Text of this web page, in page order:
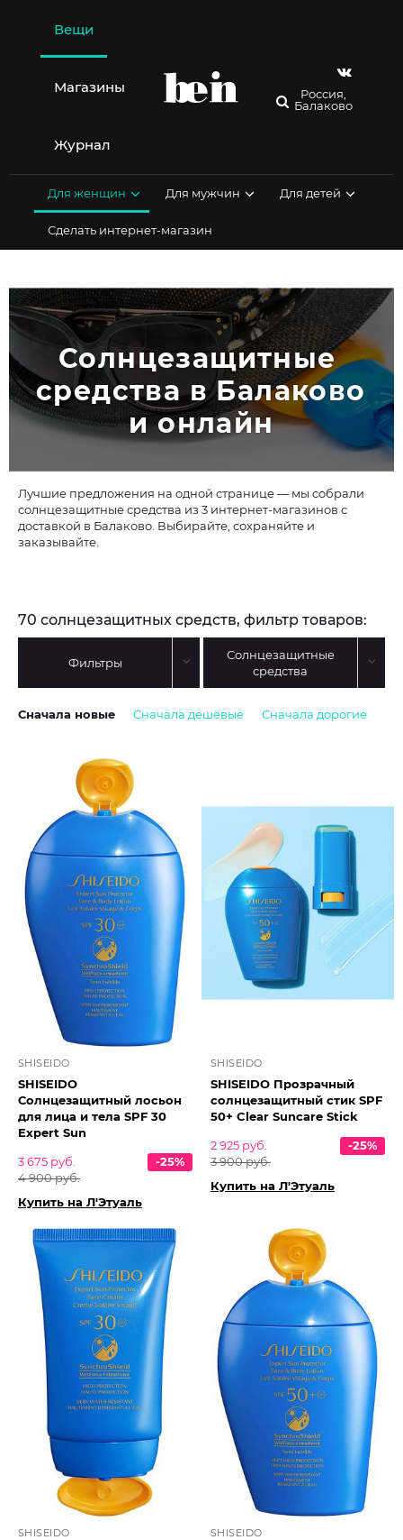
содержимому
Вещи
Магазины
Журнал
Россия,
Балаково
Для женщин Для мужчин Для детей
Сделать интернет-магазин
Солнцезащитные
средства в Балаково
и онлайн
Лучшие предложения на одной странице — мы собрали
солнцезащитные средства из 3 интернет-магазинов с
доставкой в Балаково. Выбирайте, сохраняйте и
заказывайте.
70 солнцезащитных средств, фильтр товаров:
Фильтры
Солнцезащитные
средства
Сначала новые Сначала дешёвые Сначала дорогие
SHISEIDO
SHISEIDO
Солнцезащитный лосьон
для лица и тела SPF 30
Expert Sun
3 675 руб.
4 900 руб.
-25%
Купить на Л'Этуаль
SHISEIDO
SHISEIDO Прозрачный
солнцезащитный стик SPF
50+ Clear Suncare Stick
2 925 руб.
3 900 руб.
-25%
Купить на Л'Этуаль
SHISEIDO SHISEIDO